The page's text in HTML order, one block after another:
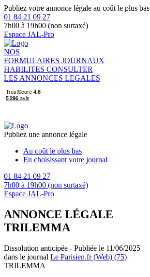
Publiez votre annonce légale au coût le plus bas
01 84 21 09 27
7h00 à 19h00 (non surtaxé)
Espace JAL-Pro
NOS
FORMULAIRES JOURNAUX
HABILITES CONSULTER
LES ANNONCES LEGALES
Publiez une annonce légale
Au coût le plus bas
En choisissant votre journal
01 84 21 09 27
7h00 à 19h00 (non surtaxé)
Espace JAL-Pro
ANNONCE LÉGALE
TRILEMMA
Dissolution anticipée - Publiée le 11/06/2025
dans le journal Le Parisien.fr (Web) (75)
TRILEMMA